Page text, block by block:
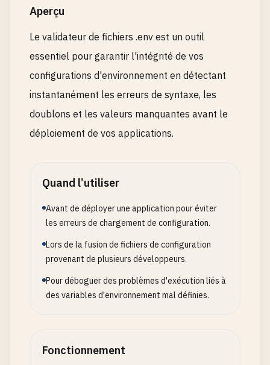
Aperçu
Le validateur de fichiers .env est un outil
essentiel pour garantir l'intégrité de vos
configurations d'environnement en détectant
instantanément les erreurs de syntaxe, les
doublons et les valeurs manquantes avant le
déploiement de vos applications.
Quand l’utiliser
Avant de déployer une application pour éviter
les erreurs de chargement de configuration.
Lors de la fusion de fichiers de configuration
provenant de plusieurs développeurs.
Pour déboguer des problèmes d'exécution liés à
des variables d'environnement mal définies.
Fonctionnement